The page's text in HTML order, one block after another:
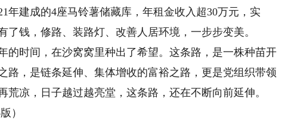
建成的4座马铃薯储藏库，年租金收入超30万元，实
了钱，修路、装路灯、改善人居环境，一步步变美。
时间，在沙窝窝里种出了希望。这条路，是一株种苗开
路，是链条延伸、集体增收的富裕之路，更是党组织带领
凉，日子越过越亮堂，这条路，还在不断向前延伸。
）